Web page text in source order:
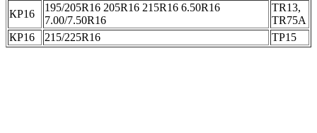
КР16
195/205R16 205R16 215R16 6.50R16
7.00/7.50R16
TR13,
TR75A
КР16
215/225R16 ТР15